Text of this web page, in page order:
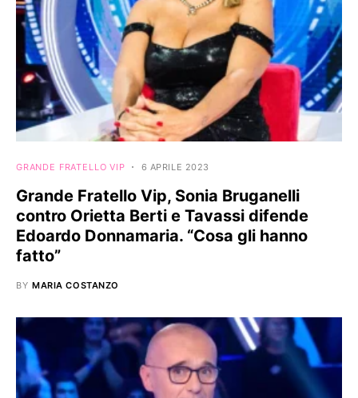
GRANDE FRATELLO VIP 6 APRILE 2023
Grande Fratello Vip, Sonia Bruganelli
contro Orietta Berti e Tavassi difende
Edoardo Donnamaria. “Cosa gli hanno
fatto”
BY MARIA COSTANZO